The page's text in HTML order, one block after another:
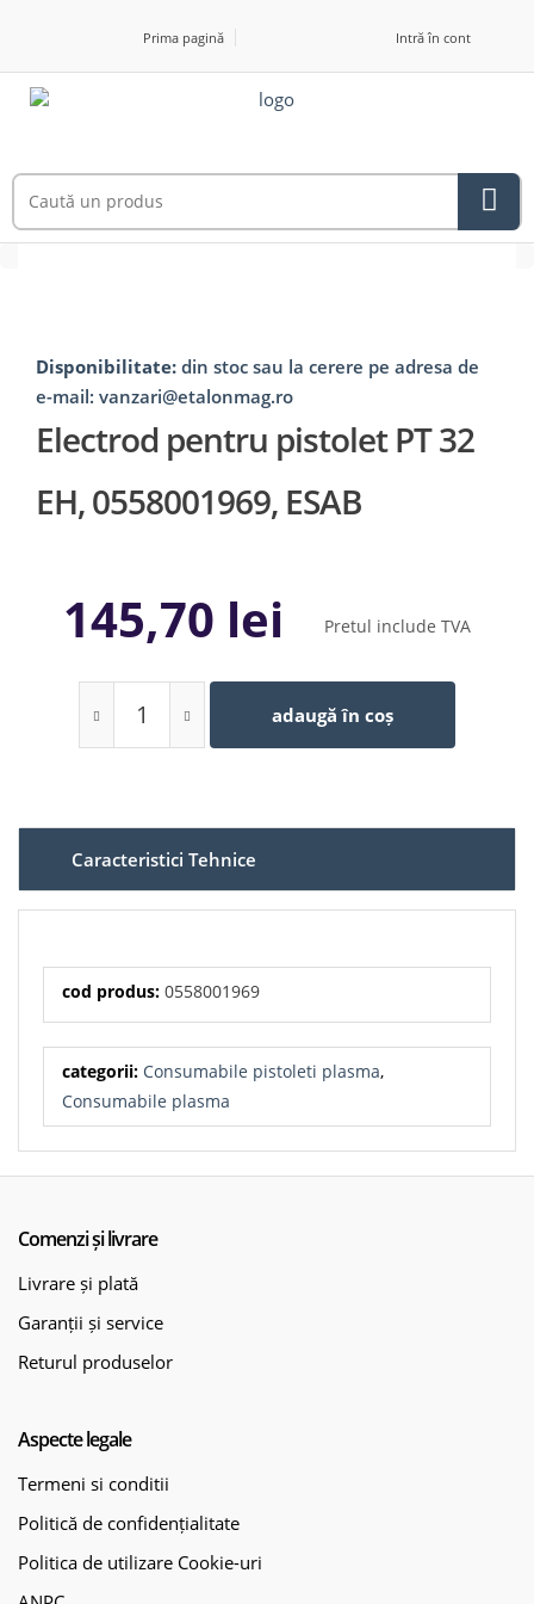
Prima pagină Intră în cont
Disponibilitate: din stoc sau la cerere pe adresa de
e-mail: vanzari@etalonmag.ro
Electrod pentru pistolet PT 32
EH, 0558001969, ESAB
145,70 lei Pretul include TVA
adaugă în coș
Caracteristici Tehnice
cod produs: 0558001969
categorii: Consumabile pistoleti plasma,
Consumabile plasma
Comenzi și livrare
Livrare și plată
Garanții și service
Returul produselor
Aspecte legale
Termeni si conditii
Politică de confidențialitate
Politica de utilizare Cookie-uri